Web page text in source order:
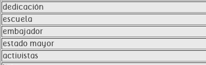
dedicación
escuela
embajador
estado mayor
activistas